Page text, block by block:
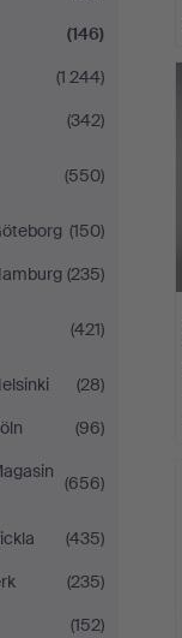
(146)
(1 244)
(342)
(550)
(150)
(235)
(421)
(28)
(96)
(656)
(435)
(235)
(152)